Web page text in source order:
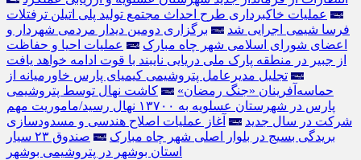
عملیات خاکبرداری طرح احداث مجتمع تولید پلی اتیلن ترفتلات
فرسا شیمی اجرایی شد
برگزاری دومین دیدار مردمی شهردار و
اعضای شورای اسلامی شهر چاه مبارک
عملیات احیا و حفاظت
از جبیر در منطقه پارک ملی دریایی نایبند با قوت ادامه خواهد یافت
تجلیل مدیرعامل پتروشیمی کیمیای پارس خاورمیانه از
حماسه‌آفرینان «جنگ رمضان»
کاشت نهال توسط پتروشیمی
پارس در شهرستان عسلویه به ۱۳۷۰۰ نهال رسید/ماموریت مهم
شرکت‌ در سال‌ جدید
آغاز عملیات اصلاح هندسی و مسدودسازی
بریدگی بسیج در بلوار اصلی شهر چاه مبارک
صندوق ۲۳ سیار
استان بوشهر در پتروشیمی بوشهر